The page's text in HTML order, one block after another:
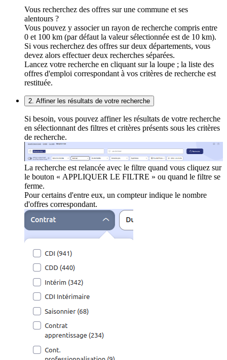
Vous recherchez des offres sur une commune et ses
alentours ?
Vous pouvez y associer un rayon de recherche compris entre
0 et 100 km (par défaut la valeur sélectionnée est de 10 km).
Si vous recherchez des offres sur deux départements, vous
devez alors effectuer deux recherches séparées.
Lancez votre recherche en cliquant sur la loupe ; la liste des
offres d'emploi correspondant à vos critères de recherche est
restituée.
2. Affiner les résultats de votre recherche
Si besoin, vous pouvez affiner les résultats de votre recherche
en sélectionnant des filtres et critères présents sous les critères
de recherche.
La recherche est relancée avec le filtre quand vous cliquez sur
le bouton « APPLIQUER LE FILTRE » ou quand le filtre se
ferme.
Pour certains d'entre eux, un compteur indique le nombre
d'offres correspondant.